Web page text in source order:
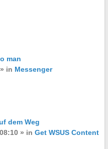
man
in Messenger
dem Weg
» in Get WSUS Content